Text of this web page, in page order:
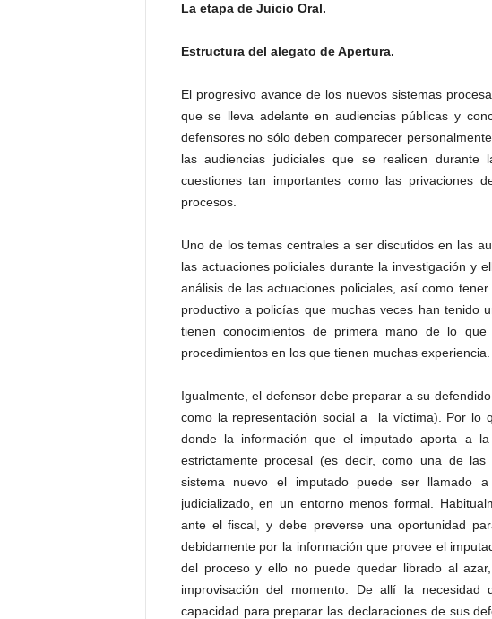
La etapa de Juicio Oral.
Estructura del alegato de Apertura.
El progresivo avance de los nuevos sistemas
que se lleva adelante en audiencias públicas y
defensores no sólo deben comparecer
las audiencias judiciales que se realicen durante
cuestiones tan importantes como las privaciones
procesos.
Uno de los temas centrales a ser discutidos en las
las actuaciones policiales durante la investigación y
análisis de las actuaciones policiales, así como
productivo a policías que muchas veces han tenido
tienen conocimientos de primera mano de lo
procedimientos en los que tienen muchas experiencia.
Igualmente, el defensor debe preparar a su
como la representación social a la víctima). Por lo
donde la información que el imputado aporta a
estrictamente procesal (es decir, como una de
sistema nuevo el imputado puede ser llamado
judicializado, en un entorno menos formal.
ante el fiscal, y debe preverse una oportunidad
debidamente por la información que provee el
del proceso y ello no puede quedar librado al
improvisación del momento. De allí la necesidad
capacidad para preparar las declaraciones de sus